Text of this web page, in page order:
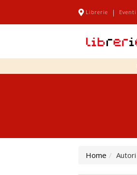
Librerie | Eventi
Home Autori